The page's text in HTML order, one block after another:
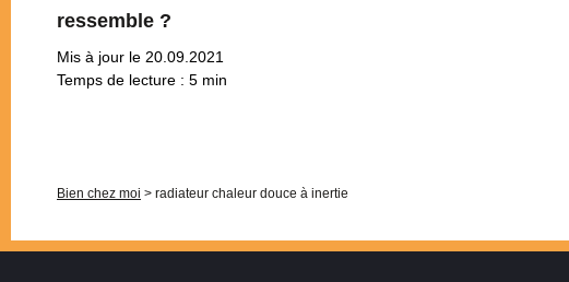
ressemble ?
Mis à jour le 20.09.2021
Temps de lecture : 5 min
Bien chez moi > radiateur chaleur douce à inertie